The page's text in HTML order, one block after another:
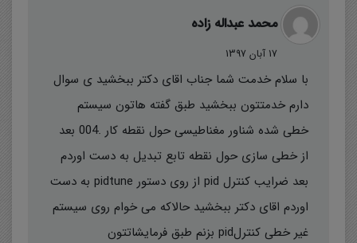
محمد عبداله زاده
17 آبان 1397
با سلام خدمت شما جناب اقای دکتر ببخشید ی سوال
دارم خدمتتون ببخشید طبق گفته هاتون سیستم
خطی شده شناور مغناطیسی حول نقطه کار .004 بعد
از خطی سازی حول نقطه تابع تبدیل به دست اوردم
بعد ضرایب کنترل pid از روی دستور pidtune به دست
اوردم اقای دکتر ببخشید حالاکه می خوام روی سیستم
غیر خطی کنترلpid بزنم طبق فرمایشاتتون